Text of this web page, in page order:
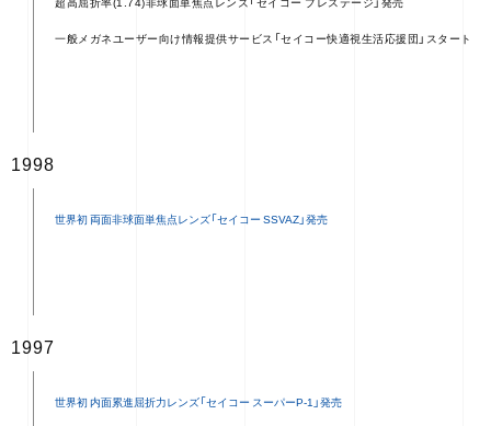
一般メガネユーザー向け情報提供サービス「セイコー快適視生活応援団」スタート
1998
1997